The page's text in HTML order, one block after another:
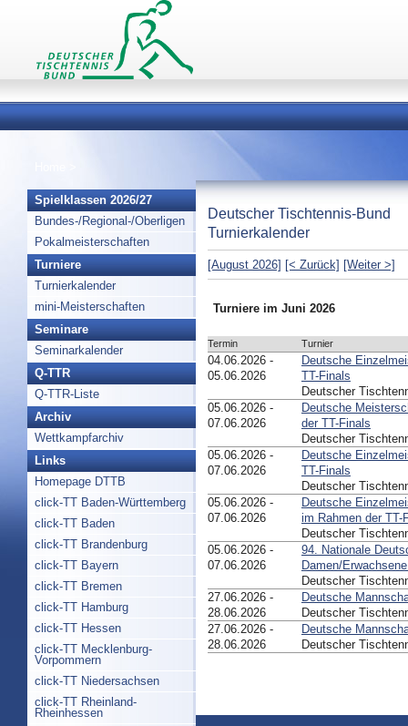
Spielklassen 2026/27
Bundes-/Regional-/Oberligen
Pokalmeisterschaften
Turniere
Turnierkalender
mini-Meisterschaften
Seminare
Seminarkalender
Q-TTR
Q-TTR-Liste
Archiv
Wettkampfarchiv
Links
Homepage DTTB
click-TT Baden-Württemberg
click-TT Baden
click-TT Brandenburg
click-TT Bayern
click-TT Bremen
click-TT Hamburg
click-TT Hessen
click-TT Mecklenburg-
Vorpommern
click-TT Niedersachsen
click-TT Rheinland-
Rheinhessen
Deutscher Tischtennis-Bund
Turnierkalender
[August 2026] [< Zurück] [Weiter >]
Turniere im Juni 2026
Termin Turnier
04.06.2026 -
05.06.2026
Deutsche
TT-Finals
Deutscher
05.06.2026 -
07.06.2026
Deutsche
der TT-Finals
Deutscher
05.06.2026 -
07.06.2026
Deutsche
TT-Finals
Deutscher
05.06.2026 -
07.06.2026
Deutsche
im Rahmen der TT-
Deutscher
05.06.2026 -
07.06.2026
94. Nationale
Damen/
Deutscher
27.06.2026 -
28.06.2026
Deutsche
Deutscher
27.06.2026 -
28.06.2026
Deutsche
Deutscher